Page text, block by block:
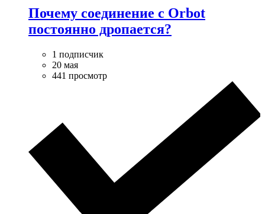
Почему соединение с Orbot
постоянно дропается?
1 подписчик
20 мая
441 просмотр